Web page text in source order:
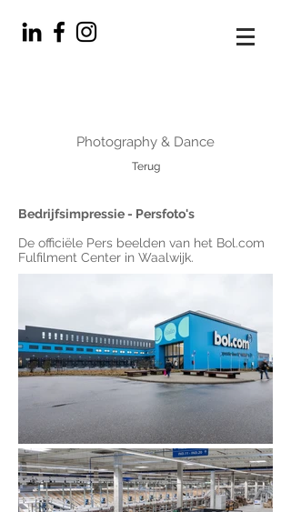
Photography & Dance
Terug
Bedrijfsimpressie - Persfoto's
De officiële Pers beelden van het Bol.com
Fulfilment Center in Waalwijk.